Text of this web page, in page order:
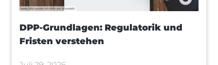
DPP-Grundlagen: Regulatorik und
Fristen verstehen